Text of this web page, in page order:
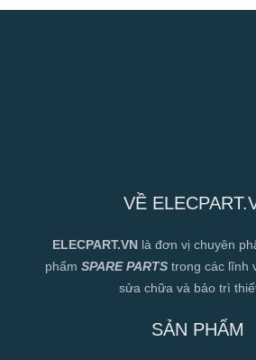
VỀ
ELECPART.VN là đơn vị chuyên
phẩm SPARE PARTStrong các lĩnh
sửa chữa và bảo trì
SẢN PHẨM